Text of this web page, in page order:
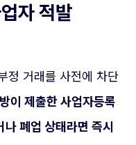
자 적발
정 거래를 사전에 차단
이 제출한 사업자등록
폐업 상태라면 즉시